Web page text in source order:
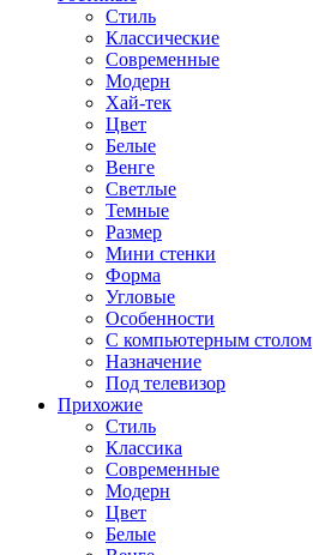
Стиль
Классические
Современные
Модерн
Хай-тек
Цвет
Белые
Венге
Светлые
Темные
Размер
Мини стенки
Форма
Угловые
Особенности
С компьютерным столом
Назначение
Под телевизор
Прихожие
Стиль
Классика
Современные
Модерн
Цвет
Белые